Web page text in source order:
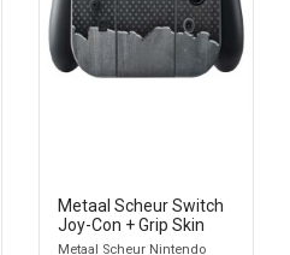
Metaal Scheur Switch
Joy-Con + Grip Skin
Metaal Scheur Nintendo